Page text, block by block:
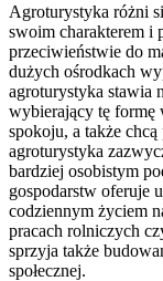
Agroturystyka różni
swoim charakterem i
przeciwieństwie do
dużych ośrodkach
agroturystyka stawia
wybierający tę formę
spokoju, a także
agroturystyka
bardziej osobistym
gospodarstw oferuje
codziennym życiem
pracach rolniczych
sprzyja także
społecznej.